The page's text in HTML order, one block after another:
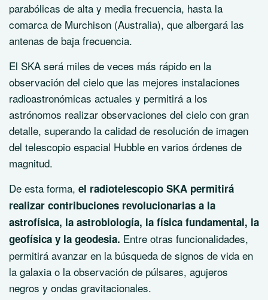
parabólicas de alta y media frecuencia, hasta la
comarca de Murchison (Australia), que albergará las
antenas de baja frecuencia.
El SKA será miles de veces más rápido en la
observación del cielo que las mejores instalaciones
radioastronómicas actuales y permitirá a los
astrónomos realizar observaciones del cielo con gran
detalle, superando la calidad de resolución de imagen
del telescopio espacial Hubble en varios órdenes de
magnitud.
De esta forma, el radiotelescopio SKA permitirá
realizar contribuciones revolucionarias a la
astrofísica, la astrobiología, la física fundamental, la
geofísica y la geodesia. Entre otras funcionalidades,
permitirá avanzar en la búsqueda de signos de vida en
la galaxia o la observación de púlsares, agujeros
negros y ondas gravitacionales.